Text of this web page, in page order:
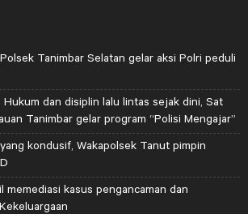
Tanimbar Selatan gelar aksi Polri peduli
Hukum dan disiplin lalu lintas sejak dini, Sat
Tanimbar gelar program “Polisi Mengajar”
kondusif, Wakapolsek Tanut pimpin
memediasi kasus pengancaman dan